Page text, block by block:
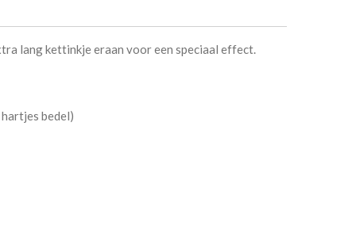
lang kettinkje eraan voor een speciaal effect.
bedel)